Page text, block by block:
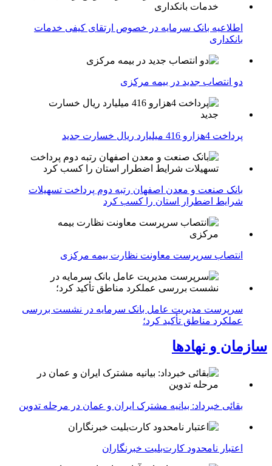
اطلاعیه بانک سرمایه در خصوص ارتقای کیفی خدمات
بانکداری
دو انتصاب جدید در بیمه مركزی
پرداخت 4هزارو 416 میلیارد ریال خسارت جدید
بانک صنعت و معدن اصفهان رتبه دوم پرداخت تسهیلات
شرایط اضطرار استان را کسب کرد
انتصاب سرپرست معاونت نظارت بیمه مرکزی
سرپرست مدیریت عامل بانک سرمایه در نشست بررسی
عملکرد مناطق تأکید کرد؛
سازمان و نهادها
بقائی خبرداد: بیانیه مشترک ایران و عمان در مرحله تدوین
اعتبار نامحدود کارت‌بلیت خبرنگاران